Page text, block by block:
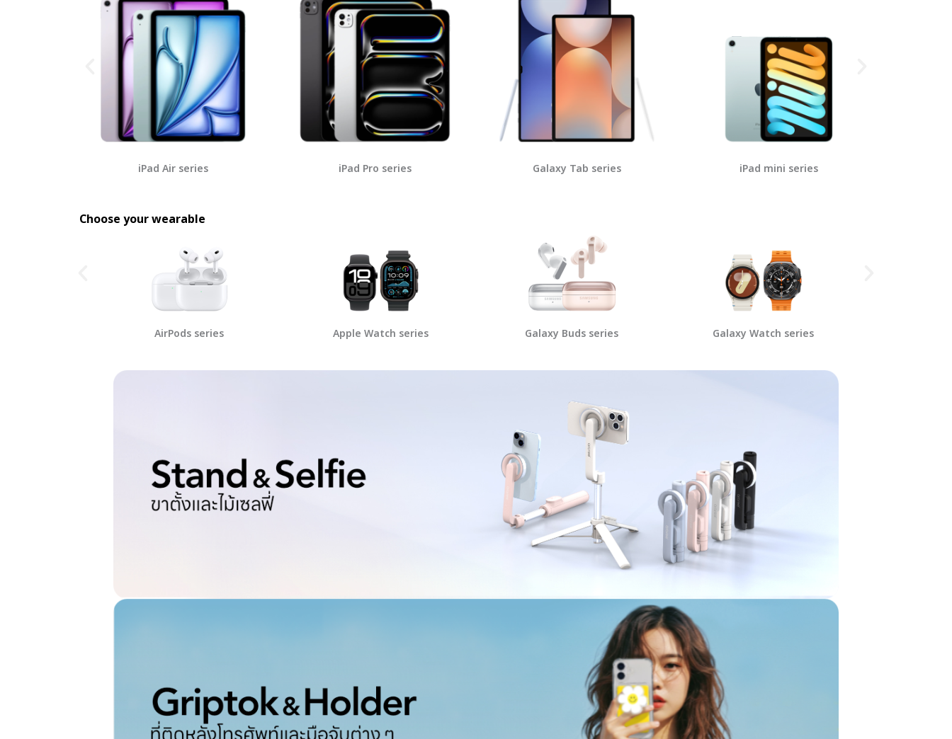
iPad Air series iPad Pro series Galaxy Tab series iPad mini series
Choose your wearable
AirPods series Apple Watch series Galaxy Buds series Galaxy Watch series